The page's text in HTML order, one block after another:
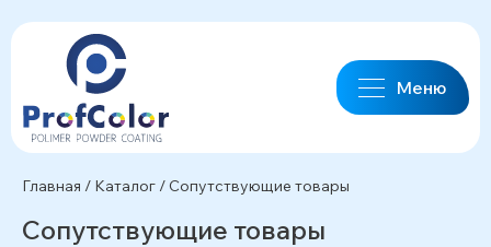
Меню
Главная / Каталог / Сопутствующие товары
Сопутствующие товары